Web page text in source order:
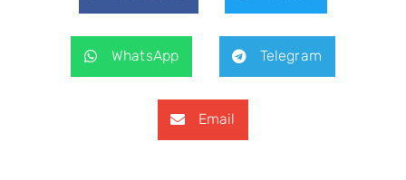
WhatsApp Telegram
Email